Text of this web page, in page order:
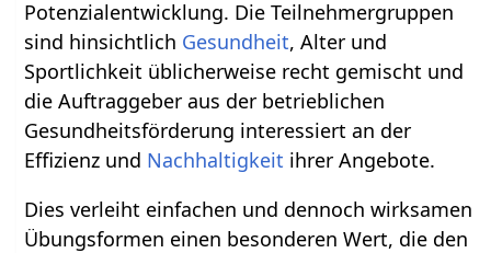
Potenzialentwicklung. Die Teilnehmergruppen
sind hinsichtlich Gesundheit, Alter und
Sportlichkeit üblicherweise recht gemischt und
die Auftraggeber aus der betrieblichen
Gesundheitsförderung interessiert an der
Effizienz und Nachhaltigkeit ihrer Angebote.
Dies verleiht einfachen und dennoch wirksamen
Übungsformen einen besonderen Wert, die den